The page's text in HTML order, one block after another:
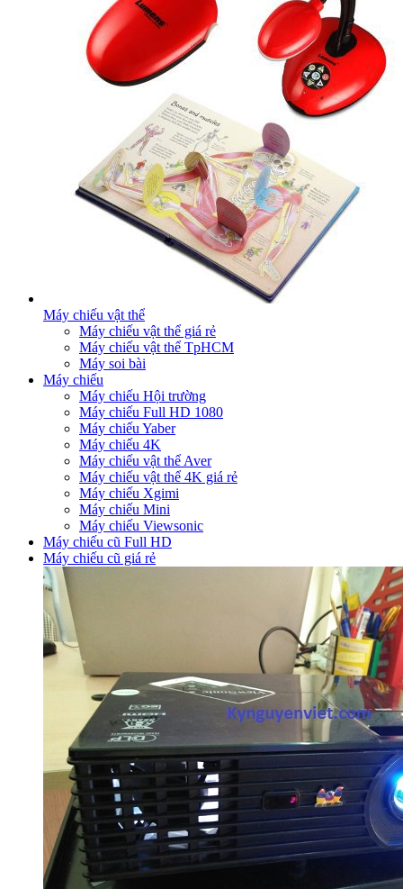
Máy chiếu vật thể
Máy chiếu vật thể giá rẻ
Máy chiếu vật thể TpHCM
Máy soi bài
Máy chiếu
Máy chiếu Hội trường
Máy chiếu Full HD 1080
Máy chiếu Yaber
Máy chiếu 4K
Máy chiếu vật thể Aver
Máy chiếu vật thể 4K giá rẻ
Máy chiếu Xgimi
Máy chiếu Mini
Máy chiếu Viewsonic
Máy chiếu cũ Full HD
Máy chiếu cũ giá rẻ